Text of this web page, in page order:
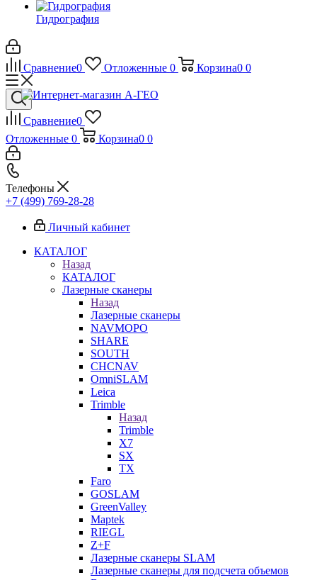
Гидрография
Сравнение0 Отложенные 0 Корзина0 0
Сравнение0
Отложенные 0 Корзина0 0
Телефоны
+7 (499) 769-28-28
Личный кабинет
КАТАЛОГ
Назад
КАТАЛОГ
Лазерные сканеры
Назад
Лазерные сканеры
NAVMOPO
SHARE
SOUTH
CHCNAV
OmniSLAM
Leica
Trimble
Назад
Trimble
X7
SX
TX
Faro
GOSLAM
GreenValley
Maptek
RIEGL
Z+F
Лазерные сканеры SLAM
Лазерные сканеры для подсчета объемов